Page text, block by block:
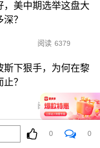
，美中期选举这盘大
？
阅读 6379
斯下狠手，为何在黎
？
阅读 4572
吨新驱已上船台！
0 0